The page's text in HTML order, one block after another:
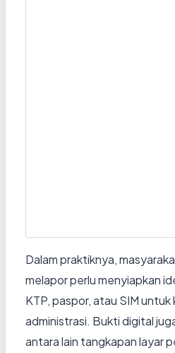
Dalam praktiknya,
melapor perlu menyiapkan
KTP, paspor, atau SIM untuk
administrasi. Bukti digital
antara lain tangkapan layar